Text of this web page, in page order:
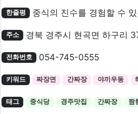
한줄평 중식의 진수를 경험할 수
주소 경북 경주시 현곡면 하구리
전화번호 054-745-0555
키워드 짜장면 간짜장 야끼우동
태그 중식당 경주맛집 간짜장 짬